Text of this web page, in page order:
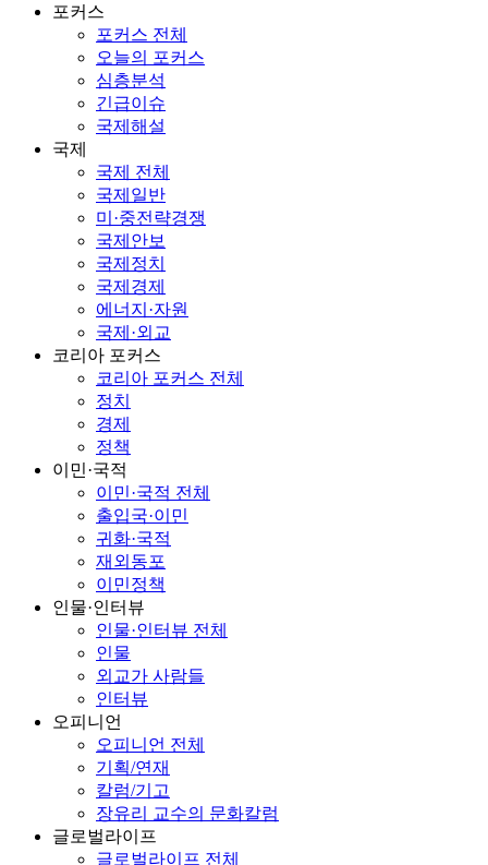
포커스
포커스 전체
오늘의 포커스
심층분석
긴급이슈
국제해설
국제
국제 전체
국제일반
미·중전략경쟁
국제안보
국제정치
국제경제
에너지·자원
국제·외교
코리아 포커스
코리아 포커스 전체
정치
경제
정책
이민·국적
이민·국적 전체
출입국·이민
귀화·국적
재외동포
이민정책
인물·인터뷰
인물·인터뷰 전체
인물
외교가 사람들
인터뷰
오피니언
오피니언 전체
기획/연재
칼럼/기고
장유리 교수의 문화칼럼
글로벌라이프
글로벌라이프 전체